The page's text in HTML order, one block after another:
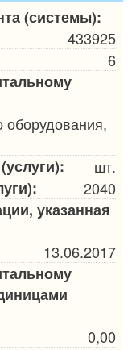
(системы):
433925
6
шт.
2040
указанная
13.06.2017
0,00